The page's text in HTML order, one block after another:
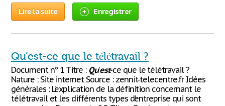
Lire la suite Enregistrer
Qu’est-ce que le télétravail ?
Document n° 1 Titre : Qu’est-ce que le télétravail ?
Nature : Site internet Source : zennit-telecentre.fr Idées
générales : L’explication de la définition concernant le
télétravail et les différents types d’entreprise qui sont